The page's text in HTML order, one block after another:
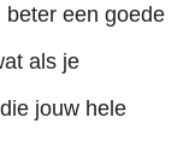
een goede
als je
jouw hele